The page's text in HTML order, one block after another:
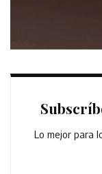
Lo mejor para